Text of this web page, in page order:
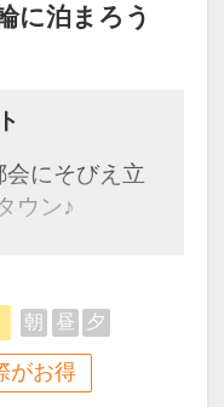
に泊まろう
にそびえ立
ウン♪
には、以下ご
いいたしま
朝 昼 夕
がお得